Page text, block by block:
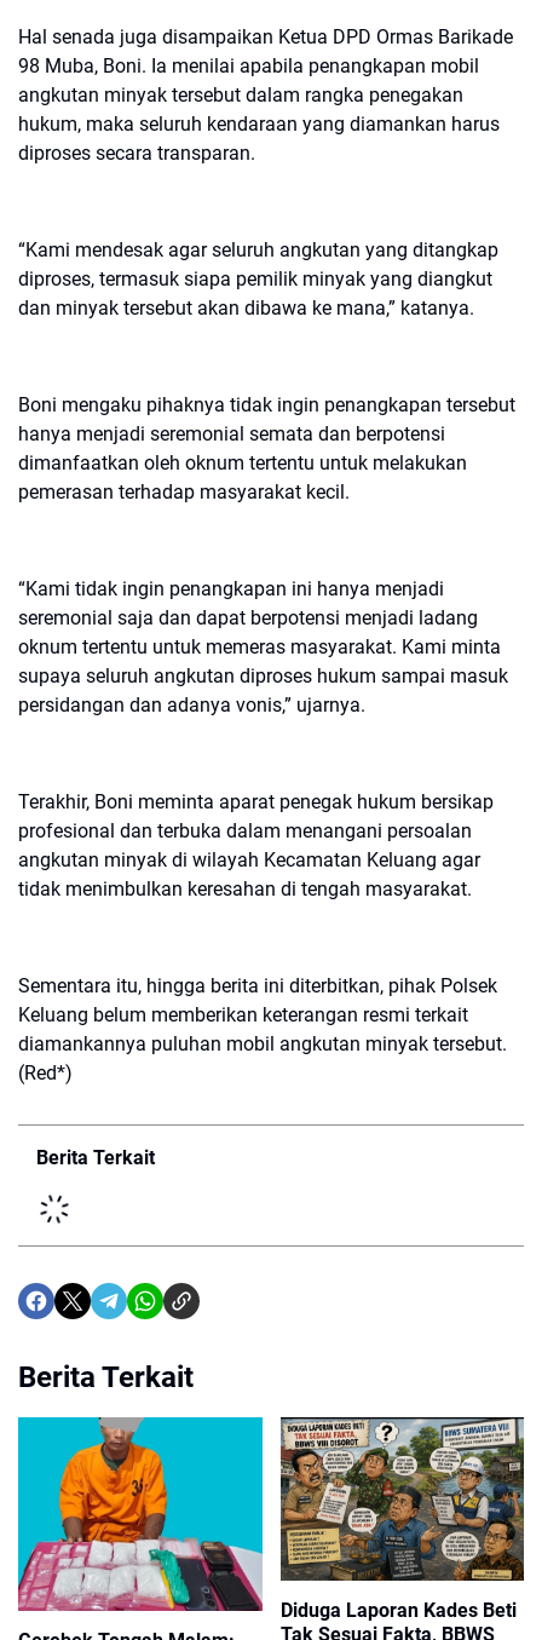
Hal senada juga disampaikan Ketua DPD Ormas Barikade
98 Muba, Boni. Ia menilai apabila penangkapan mobil
angkutan minyak tersebut dalam rangka penegakan
hukum, maka seluruh kendaraan yang diamankan harus
diproses secara transparan.
“Kami mendesak agar seluruh angkutan yang ditangkap
diproses, termasuk siapa pemilik minyak yang diangkut
dan minyak tersebut akan dibawa ke mana,” katanya.
Boni mengaku pihaknya tidak ingin penangkapan tersebut
hanya menjadi seremonial semata dan berpotensi
dimanfaatkan oleh oknum tertentu untuk melakukan
pemerasan terhadap masyarakat kecil.
“Kami tidak ingin penangkapan ini hanya menjadi
seremonial saja dan dapat berpotensi menjadi ladang
oknum tertentu untuk memeras masyarakat. Kami minta
supaya seluruh angkutan diproses hukum sampai masuk
persidangan dan adanya vonis,” ujarnya.
Terakhir, Boni meminta aparat penegak hukum bersikap
profesional dan terbuka dalam menangani persoalan
angkutan minyak di wilayah Kecamatan Keluang agar
tidak menimbulkan keresahan di tengah masyarakat.
Sementara itu, hingga berita ini diterbitkan, pihak Polsek
Keluang belum memberikan keterangan resmi terkait
diamankannya puluhan mobil angkutan minyak tersebut.
(Red*)
Berita Terkait
Berita Terkait
Diduga Laporan Kades Beti
Tak Sesuai Fakta, BBWS